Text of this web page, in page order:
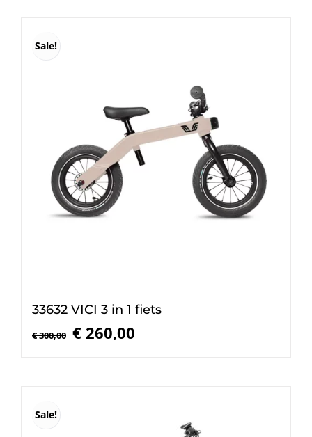
Sale!
33632 VICI 3 in 1 fiets
€300,00
Oorspronkelijke
€ 260,00
Sale!